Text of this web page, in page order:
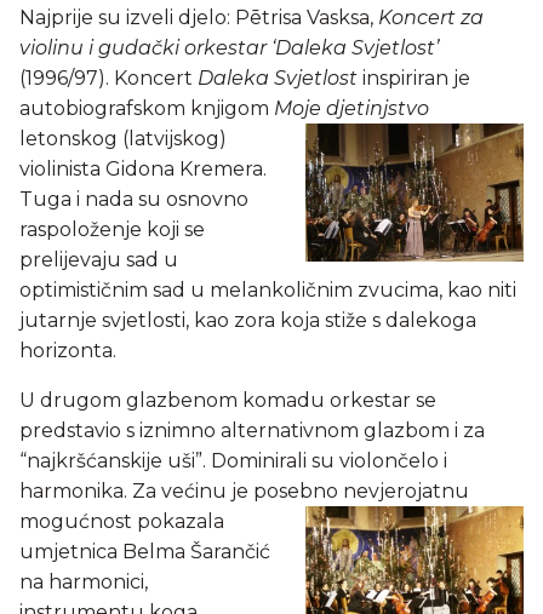
Najprije su izveli djelo: Pētrisa Vasksa, Koncert za
violinu i gudački orkestar ‘Daleka Svjetlost’
(1996/97). Koncert Daleka Svjetlost inspiriran je
autobiografskom knjigom Moje djetinjstvo
letonskog (latvijskog)
violinista Gidona Kremera.
Tuga i nada su osnovno
raspoloženje koji se
prelijevaju sad u
optimističnim sad u melankoličnim zvucima, kao niti
jutarnje svjetlosti, kao zora koja stiže s dalekoga
horizonta.
U drugom glazbenom komadu orkestar se
predstavio s iznimno alternativnom glazbom i za
“najkršćanskije uši”. Dominirali su violončelo i
harmonika. Za većinu je posebno nevjerojatnu
mogućnost pokazala
umjetnica Belma Šarančić
na harmonici,